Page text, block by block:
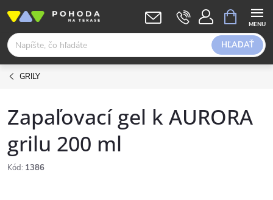
obsah
HĽADAŤ
KOŠÍK
GRILY
Zapaľovací gel k AURORA
grilu 200 ml
Kód: 1386